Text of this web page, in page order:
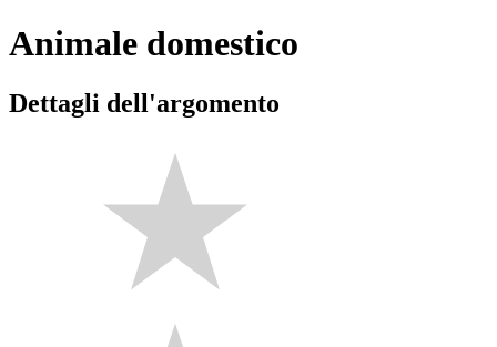
Animale domestico
Dettagli dell'argomento